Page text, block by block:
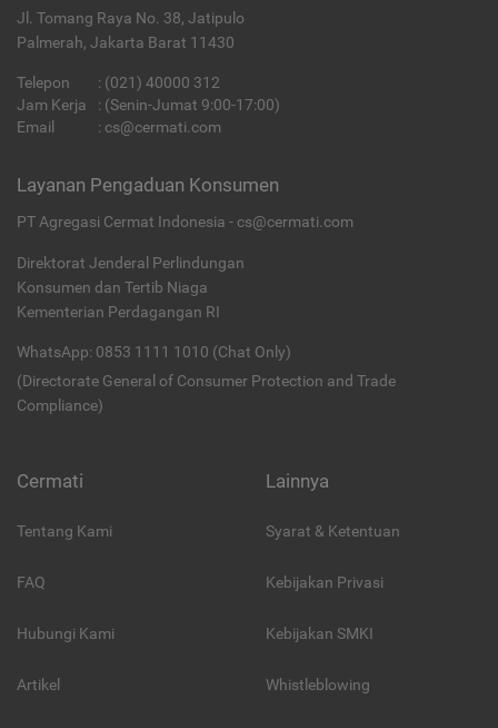
Jl. Tomang Raya No. 38, Jatipulo
Palmerah, Jakarta Barat 11430
Telepon : (021) 40000 312
Jam Kerja
: (Senin-Jumat 9:00-17:00)
Email
: cs@cermati.com
Layanan Pengaduan Konsumen
PT Agregasi Cermat Indonesia - cs@cermati.com
Direktorat Jenderal Perlindungan
Konsumen dan Tertib Niaga
Kementerian Perdagangan RI
WhatsApp: 0853 1111 1010 (Chat Only)
(Directorate General of Consumer Protection and Trade
Compliance)
Cermati
Tentang Kami
FAQ
Hubungi Kami
Artikel
Lainnya
Syarat & Ketentuan
Kebijakan Privasi
Kebijakan SMKI
Whistleblowing